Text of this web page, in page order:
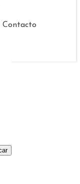
Contacto